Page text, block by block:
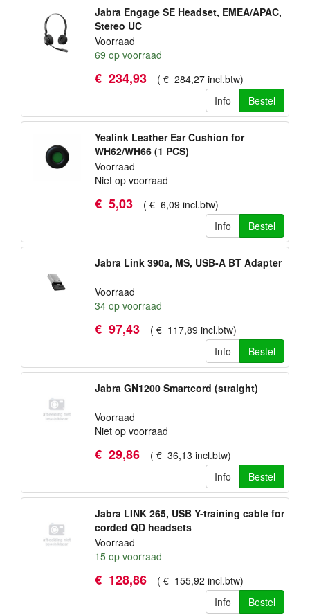
Jabra Engage SE Headset, EMEA/APAC,
Stereo UC
Voorraad
69 op voorraad
€ 234,93 ( € 284,27 incl.btw)
Info
Bestel
Yealink Leather Ear Cushion for
WH62/WH66 (1 PCS)
Voorraad
Niet op voorraad
€ 5,03 ( € 6,09 incl.btw)
Info
Bestel
Jabra Link 390a, MS, USB-A BT Adapter
Voorraad
34 op voorraad
€ 97,43 ( € 117,89 incl.btw)
Info
Bestel
Jabra GN1200 Smartcord (straight)
Voorraad
Niet op voorraad
€ 29,86 ( € 36,13 incl.btw)
Info
Bestel
Jabra LINK 265, USB Y-training cable for
corded QD headsets
Voorraad
15 op voorraad
€ 128,86 ( € 155,92 incl.btw)
Info
Bestel